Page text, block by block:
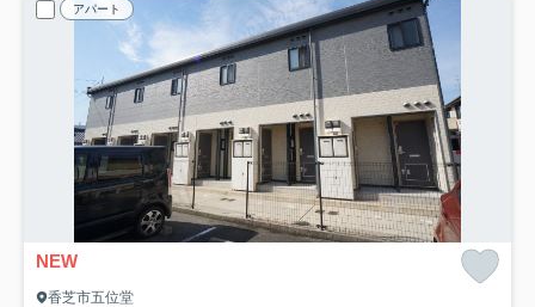
アパート
NEW
香芝市五位堂